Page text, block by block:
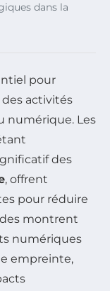
dans la
pour
activités
numérique. Les
des
, offrent
pour réduire
montrent
numériques
empreinte,